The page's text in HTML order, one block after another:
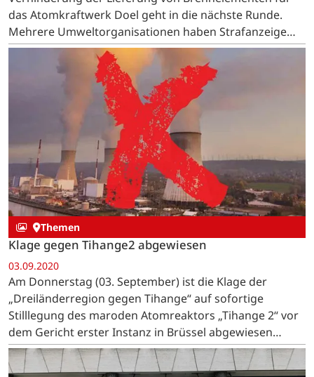
das Atomkraftwerk Doel geht in die nächste Runde.
Mehrere Umweltorganisationen haben Strafanzeige
gegen Brennelemente-Hersteller und Bundesamt
gestellt. …
Themen
Klage gegen Tihange2 abgewiesen
03.09.2020
Am Donnerstag (03. September) ist die Klage der
„Dreiländerregion gegen Tihange“ auf sofortige
Stilllegung des maroden Atomreaktors „Tihange 2“ vor
dem Gericht erster Instanz in Brüssel abgewiesen
worden.